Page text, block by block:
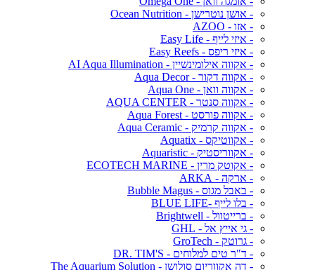
- אושן נוטרישן - Ocean Nutrition
- אזו - AZOO
- איזי לייף - Easy Life
- איזי ריפס - Easy Reefs
- אקווה אילומינשיין - AI Aqua Illumination
- אקווה דקור - Aqua Decor
- אקווה וואן - Aqua One
- אקווה סנטר - AQUA CENTER
- אקווה פורסט - Aqua Forest
- אקווה קרמיק - Aqua Ceramic
- אקווטיקס - Aquatix
- אקווריסטיק - Aquaristic
- אקוטק מרין - ECOTECH MARINE
- ארקה - ARKA
- באבל מגוס - Bubble Magus
- בלו לייף -BLUE LIFE
- ברייטוול - Brightwell
- גי אייץ אל - GHL
- גרוטק - GroTech
- ד"ר טים למלוחים - DR. TIM'S
- דה אקווריום סולושן - The Aquarium Solution